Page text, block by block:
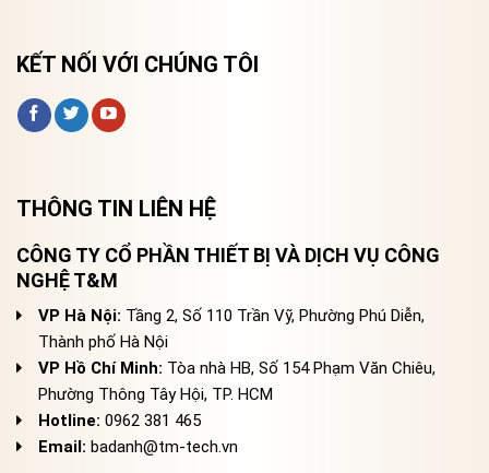
KẾT NỐI VỚI CHÚNG TÔI
THÔNG TIN LIÊN HỆ
CÔNG TY CỔ PHẦN THIẾT BỊ VÀ DỊCH VỤ CÔNG
NGHỆ T&M
VP Hà Nội: Tầng 2, Số 110 Trần Vỹ, Phường Phú Diễn,
Thành phố Hà Nội
VP Hồ Chí Minh: Tòa nhà HB, Số 154 Phạm Văn Chiêu,
Phường Thông Tây Hội, TP. HCM
Hotline: 0962 381 465
Email: badanh@tm-tech.vn